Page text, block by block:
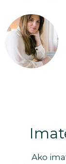
Ako